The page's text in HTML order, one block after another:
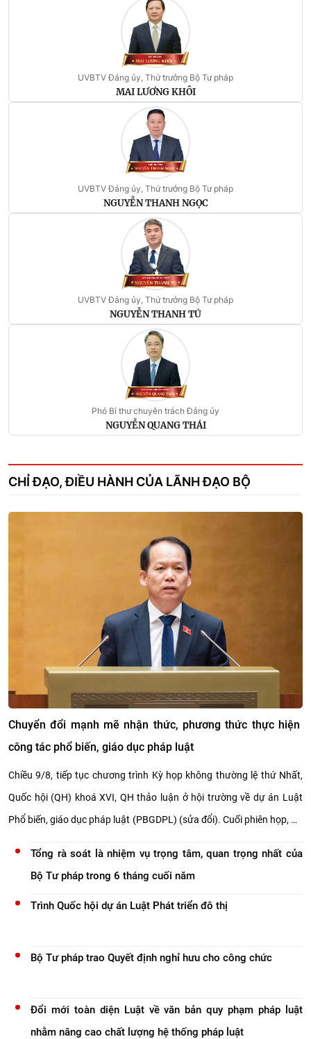
UVBTV Đảng ủy, Thứ trưởng Bộ Tư pháp
MAI LƯƠNG KHÔI
UVBTV Đảng ủy, Thứ trưởng Bộ Tư pháp
NGUYỄN THANH NGỌC
UVBTV Đảng ủy, Thứ trưởng Bộ Tư pháp
NGUYỄN THANH TÚ
Phó Bí thư chuyên trách Đảng ủy
NGUYỄN QUANG THÁI
CHỈ ĐẠO, ĐIỀU HÀNH CỦA LÃNH ĐẠO BỘ
Chuyển đổi mạnh mẽ nhận thức, phương thức thực hiện
công tác phổ biến, giáo dục pháp luật
Chiều 9/8, tiếp tục chương trình Kỳ họp không thường lệ thứ Nhất,
Quốc hội (QH) khoá XVI, QH thảo luận ở hội trường về dự án Luật
Phổ biến, giáo dục pháp luật (PBGDPL) (sửa đổi). Cuối phiên họp, Bộ
Tổng rà soát là nhiệm vụ trọng tâm, quan trọng nhất của
Bộ Tư pháp trong 6 tháng cuối năm
Trình Quốc hội dự án Luật Phát triển đô thị
Bộ Tư pháp trao Quyết định nghỉ hưu cho công chức
Đổi mới toàn diện Luật về văn bản quy phạm pháp luật
nhằm nâng cao chất lượng hệ thống pháp luật